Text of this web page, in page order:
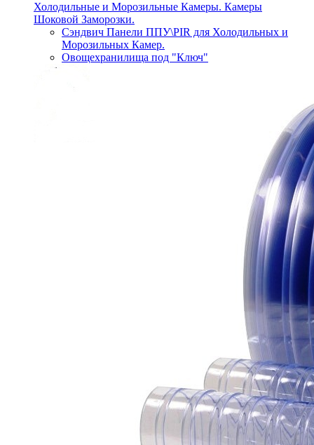
Холодильные и Морозильные Камеры. Камеры
Шоковой Заморозки.
Сэндвич Панели ППУ\PIR для Холодильных и
Морозильных Камер.
Овощехранилища под "Ключ"